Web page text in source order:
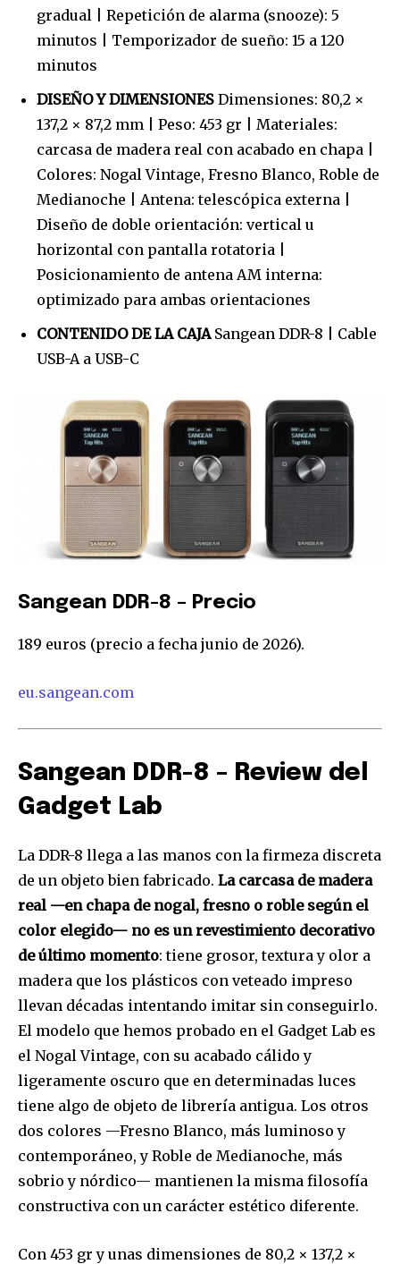
gradual | Repetición de alarma (snooze): 5
minutos | Temporizador de sueño: 15 a 120
minutos
DISEÑO Y DIMENSIONES Dimensiones: 80,2 ×
137,2 × 87,2 mm | Peso: 453 gr | Materiales:
carcasa de madera real con acabado en chapa |
Colores: Nogal Vintage, Fresno Blanco, Roble de
Medianoche | Antena: telescópica externa |
Diseño de doble orientación: vertical u
horizontal con pantalla rotatoria |
Posicionamiento de antena AM interna:
optimizado para ambas orientaciones
CONTENIDO DE LA CAJASangean DDR-8 | Cable
USB-A a USB-C
Sangean DDR-8 – Precio
189 euros (precio a fecha junio de 2026).
eu.sangean.com
Sangean DDR-8 – Review del
Gadget Lab
La DDR-8 llega a las manos con la firmeza discreta
de un objeto bien fabricado. La carcasa de madera
real —en chapa de nogal, fresno o roble según el
color elegido— no es un revestimiento decorativo
de último momento: tiene grosor, textura y olor a
madera que los plásticos con veteado impreso
llevan décadas intentando imitar sin conseguirlo.
El modelo que hemos probado en el Gadget Lab es
el Nogal Vintage, con su acabado cálido y
ligeramente oscuro que en determinadas luces
tiene algo de objeto de librería antigua. Los otros
dos colores —Fresno Blanco, más luminoso y
contemporáneo, y Roble de Medianoche, más
sobrio y nórdico— mantienen la misma filosofía
constructiva con un carácter estético diferente.
Con 453 gr y unas dimensiones de 80,2 × 137,2 ×